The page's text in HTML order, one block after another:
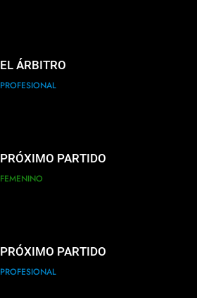
EL ÁRBITRO
PROFESIONAL
PRÓXIMO PARTIDO
FEMENINO
PRÓXIMO PARTIDO
PROFESIONAL